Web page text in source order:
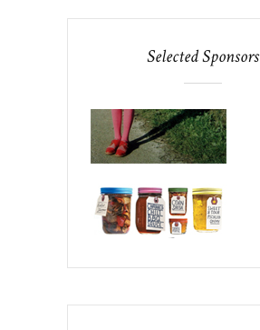
Selected Sponsors